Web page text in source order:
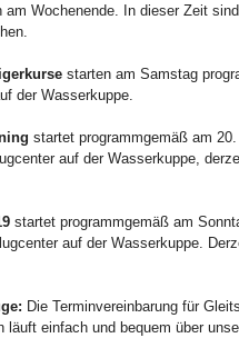
Wochenende. In dieser Zeit
starten am Samstag
der Wasserkuppe.
startet programmgemäß am
auf der Wasserkuppe,
startet programmgemäß am
auf der Wasserkuppe.
Die Terminvereinbarung für
läuft einfach und bequem über